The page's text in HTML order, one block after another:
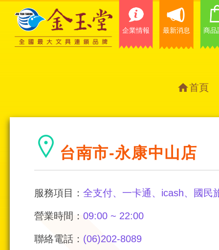
企業情報 最新消息 商品
首頁
台南市-永康中山店
服務項目： 全支付、一卡通、icash、國民
營業時間： 09:00 ~ 22:00
聯絡電話： (06)202-8089